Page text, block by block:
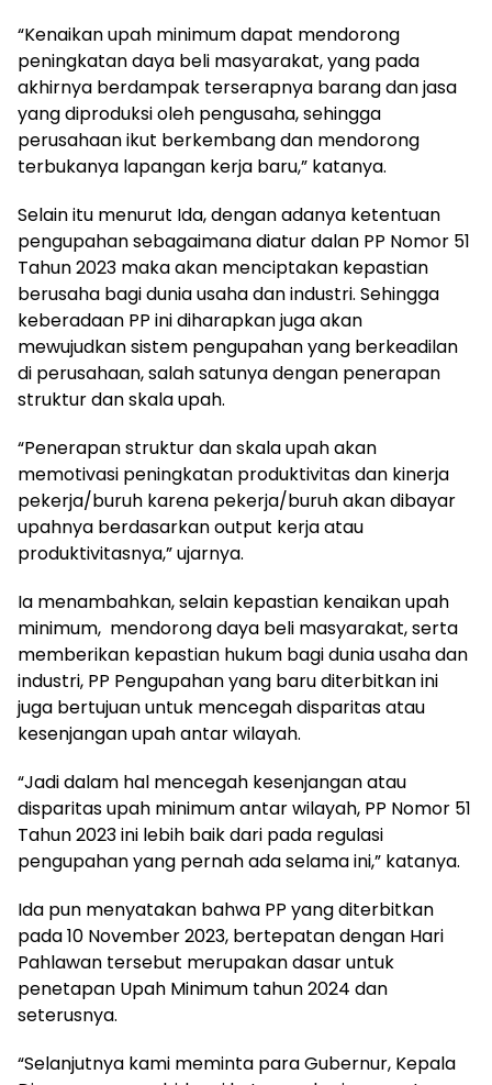
“Kenaikan upah minimum dapat mendorong
peningkatan daya beli masyarakat, yang pada
akhirnya berdampak terserapnya barang dan jasa
yang diproduksi oleh pengusaha, sehingga
perusahaan ikut berkembang dan mendorong
terbukanya lapangan kerja baru,” katanya.
Selain itu menurut Ida, dengan adanya ketentuan
pengupahan sebagaimana diatur dalan PP Nomor 51
Tahun 2023 maka akan menciptakan kepastian
berusaha bagi dunia usaha dan industri. Sehingga
keberadaan PP ini diharapkan juga akan
mewujudkan sistem pengupahan yang berkeadilan
di perusahaan, salah satunya dengan penerapan
struktur dan skala upah.
“Penerapan struktur dan skala upah akan
memotivasi peningkatan produktivitas dan kinerja
pekerja/buruh karena pekerja/buruh akan dibayar
upahnya berdasarkan output kerja atau
produktivitasnya,” ujarnya.
Ia menambahkan, selain kepastian kenaikan upah
minimum, mendorong daya beli masyarakat, serta
memberikan kepastian hukum bagi dunia usaha dan
industri, PP Pengupahan yang baru diterbitkan ini
juga bertujuan untuk mencegah disparitas atau
kesenjangan upah antar wilayah.
“Jadi dalam hal mencegah kesenjangan atau
disparitas upah minimum antar wilayah, PP Nomor 51
Tahun 2023 ini lebih baik dari pada regulasi
pengupahan yang pernah ada selama ini,” katanya.
Ida pun menyatakan bahwa PP yang diterbitkan
pada 10 November 2023, bertepatan dengan Hari
Pahlawan tersebut merupakan dasar untuk
penetapan Upah Minimum tahun 2024 dan
seterusnya.
“Selanjutnya kami meminta para Gubernur, Kepala